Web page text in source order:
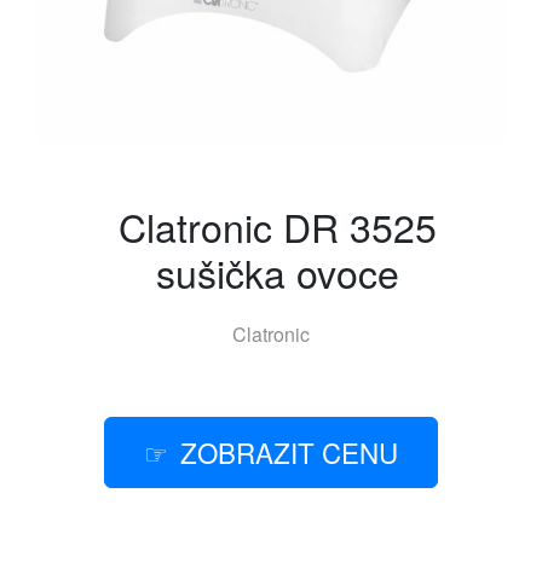
Clatronic DR 3525
sušička ovoce
Clatronic
ZOBRAZIT CENU